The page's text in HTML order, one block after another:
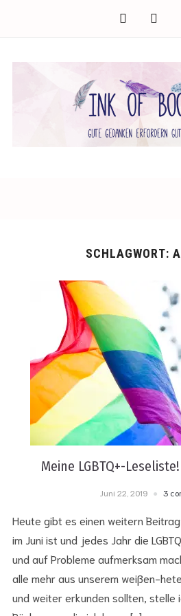
facebook twitter
SCHLAGWORT:
Meine LGBTQ+-
Juni 22, 2019 3
Heute gibt es einen weitern
im Juni ist und jedes Jahr die
und auf Probleme aufmerksam
alle mehr aus unserem weißen-
und weiter erkunden sollten, stelle